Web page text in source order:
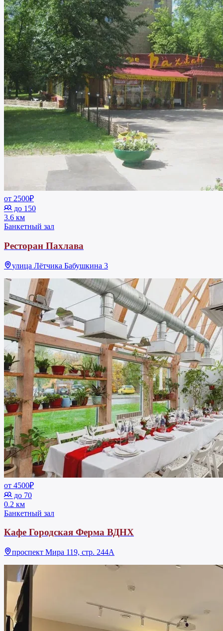
от 2500₽
до 150
3.6 км
Банкетный зал
Ресторан Пахлава
улица Лётчика Бабушкина 3
от 4500₽
до 70
0.2 км
Банкетный зал
Кафе Городская Ферма ВДНХ
проспект Мира 119, стр. 244А